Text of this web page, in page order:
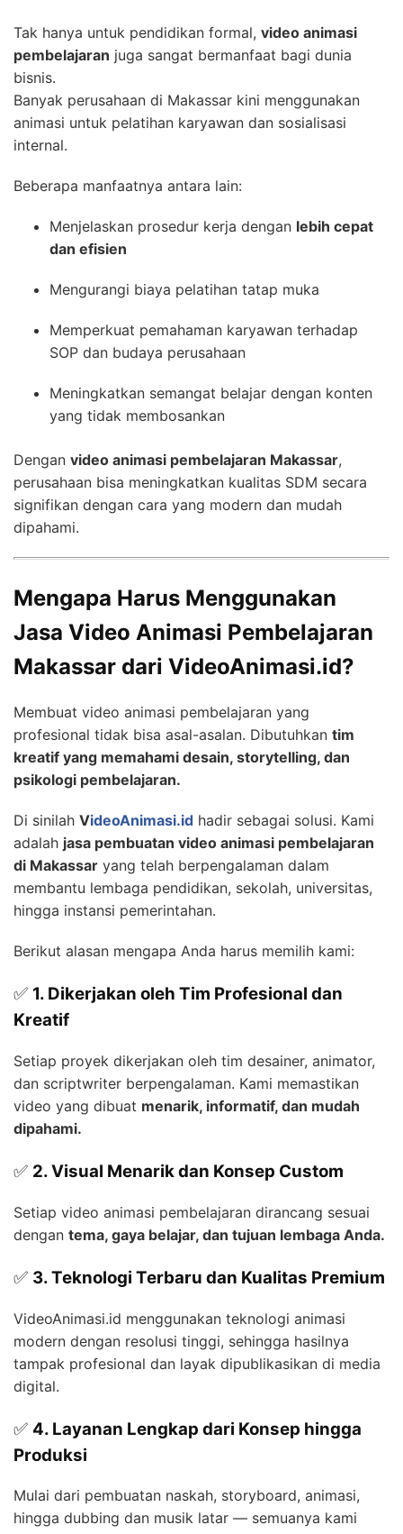
Tak hanya untuk pendidikan formal, video animasi
pembelajaran juga sangat bermanfaat bagi dunia
bisnis.
Banyak perusahaan di Makassar kini menggunakan
animasi untuk pelatihan karyawan dan sosialisasi
internal.
Beberapa manfaatnya antara lain:
Menjelaskan prosedur kerja dengan lebih cepat
dan efisien
Mengurangi biaya pelatihan tatap muka
Memperkuat pemahaman karyawan terhadap
SOP dan budaya perusahaan
Meningkatkan semangat belajar dengan konten
yang tidak membosankan
Dengan video animasi pembelajaran Makassar,
perusahaan bisa meningkatkan kualitas SDM secara
signifikan dengan cara yang modern dan mudah
dipahami.
Mengapa Harus Menggunakan
Jasa Video Animasi Pembelajaran
Makassar dari VideoAnimasi.id?
Membuat video animasi pembelajaran yang
profesional tidak bisa asal-asalan. Dibutuhkan tim
kreatif yang memahami desain, storytelling, dan
psikologi pembelajaran.
Di sinilah VideoAnimasi.id hadir sebagai solusi. Kami
adalah jasa pembuatan video animasi pembelajaran
di Makassar yang telah berpengalaman dalam
membantu lembaga pendidikan, sekolah, universitas,
hingga instansi pemerintahan.
Berikut alasan mengapa Anda harus memilih kami:
✅ 1. Dikerjakan oleh Tim Profesional dan
Kreatif
Setiap proyek dikerjakan oleh tim desainer, animator,
dan scriptwriter berpengalaman. Kami memastikan
video yang dibuat menarik, informatif, dan mudah
dipahami.
✅ 2. Visual Menarik dan Konsep Custom
Setiap video animasi pembelajaran dirancang sesuai
dengan tema, gaya belajar, dan tujuan lembaga Anda.
✅ 3. Teknologi Terbaru dan Kualitas Premium
VideoAnimasi.id menggunakan teknologi animasi
modern dengan resolusi tinggi, sehingga hasilnya
tampak profesional dan layak dipublikasikan di media
digital.
✅ 4. Layanan Lengkap dari Konsep hingga
Produksi
Mulai dari pembuatan naskah, storyboard, animasi,
hingga dubbing dan musik latar — semuanya kami